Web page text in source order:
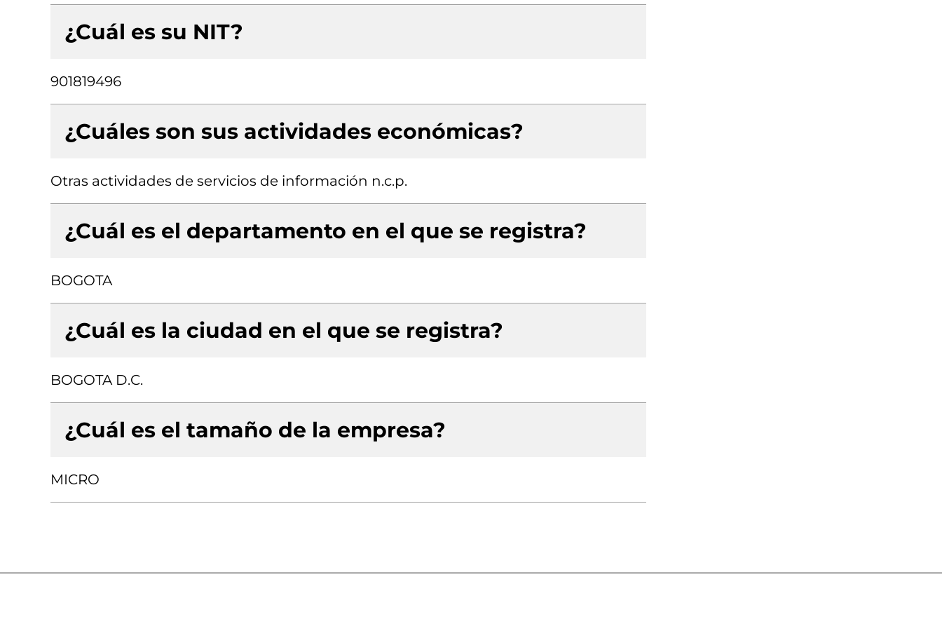
¿Cuál es su NIT?
901819496
¿Cuáles son sus actividades económicas?
Otras actividades de servicios de información n.c.p.
¿Cuál es el departamento en el que se registra?
BOGOTA
¿Cuál es la ciudad en el que se registra?
BOGOTA D.C.
¿Cuál es el tamaño de la empresa?
MICRO